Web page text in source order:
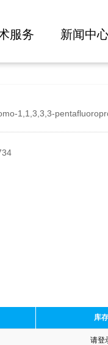
服务 新闻中
1,1,3,3,3-
库存
请登